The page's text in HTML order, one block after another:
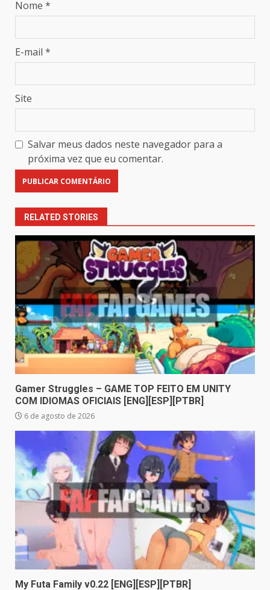
Nome *
E-mail *
Site
Salvar meus dados neste navegador para a
próxima vez que eu comentar.
RELATED STORIES
Gamer Struggles – GAME TOP FEITO EM UNITY
COM IDIOMAS OFICIAIS [ENG][ESP][PTBR]
6 de agosto de 2026
My Futa Family v0.22 [ENG][ESP][PTBR]